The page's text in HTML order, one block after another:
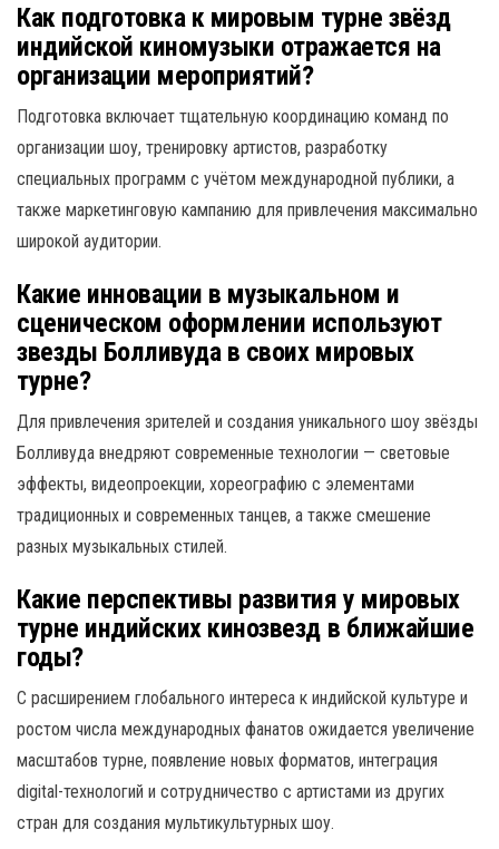
Как подготовка к мировым турне звёзд
индийской киномузыки отражается на
организации мероприятий?
Подготовка включает тщательную координацию команд по
организации шоу, тренировку артистов, разработку
специальных программ с учётом международной публики, а
также маркетинговую кампанию для привлечения максимально
широкой аудитории.
Какие инновации в музыкальном и
сценическом оформлении используют
звезды Болливуда в своих мировых
турне?
Для привлечения зрителей и создания уникального шоу звёзды
Болливуда внедряют современные технологии — световые
эффекты, видеопроекции, хореографию с элементами
традиционных и современных танцев, а также смешение
разных музыкальных стилей.
Какие перспективы развития у мировых
турне индийских кинозвезд в ближайшие
годы?
С расширением глобального интереса к индийской культуре и
ростом числа международных фанатов ожидается увеличение
масштабов турне, появление новых форматов, интеграция
digital-технологий и сотрудничество с артистами из других
стран для создания мультикультурных шоу.